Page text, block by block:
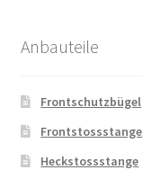
Anbauteile
Frontschutzbügel
Frontstossstange
Heckstossstange